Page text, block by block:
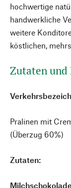
hochwertige
handwerkliche
weitere
köstlichen,
Zutaten und
Pralinen mit
(Überzug 60%)
Zutaten:
Milchschokolade